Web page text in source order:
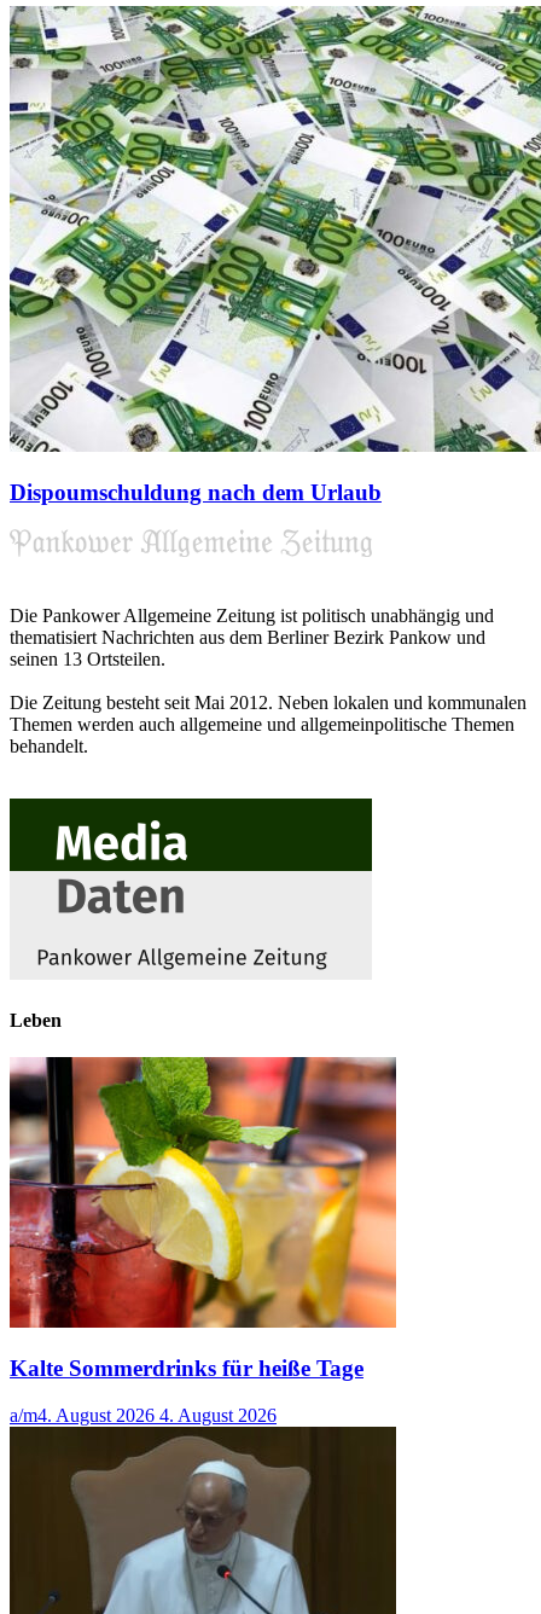
Dispoumschuldung nach dem Urlaub
Die Pankower Allgemeine Zeitung ist politisch unabhängig und
thematisiert Nachrichten aus dem Berliner Bezirk Pankow und
seinen 13 Ortsteilen.
Die Zeitung besteht seit Mai 2012. Neben lokalen und kommunalen
Themen werden auch allgemeine und allgemeinpolitische Themen
behandelt.
Leben
Kalte Sommerdrinks für heiße Tage
a/m4. August 2026 4. August 2026